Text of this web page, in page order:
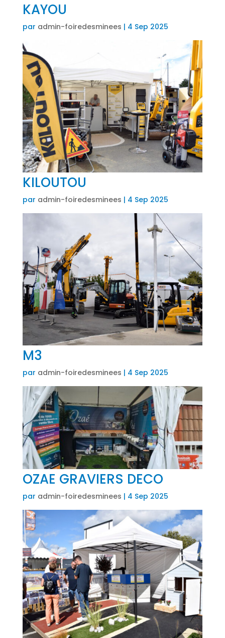
KAYOU
par admin-foiredesminees | 4 Sep 2025
KILOUTOU
par admin-foiredesminees | 4 Sep 2025
M3
par admin-foiredesminees | 4 Sep 2025
OZAE GRAVIERS DECO
par admin-foiredesminees | 4 Sep 2025